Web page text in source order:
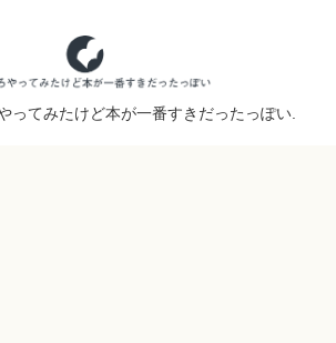
ってみたけど本が一番すきだったっぽい.